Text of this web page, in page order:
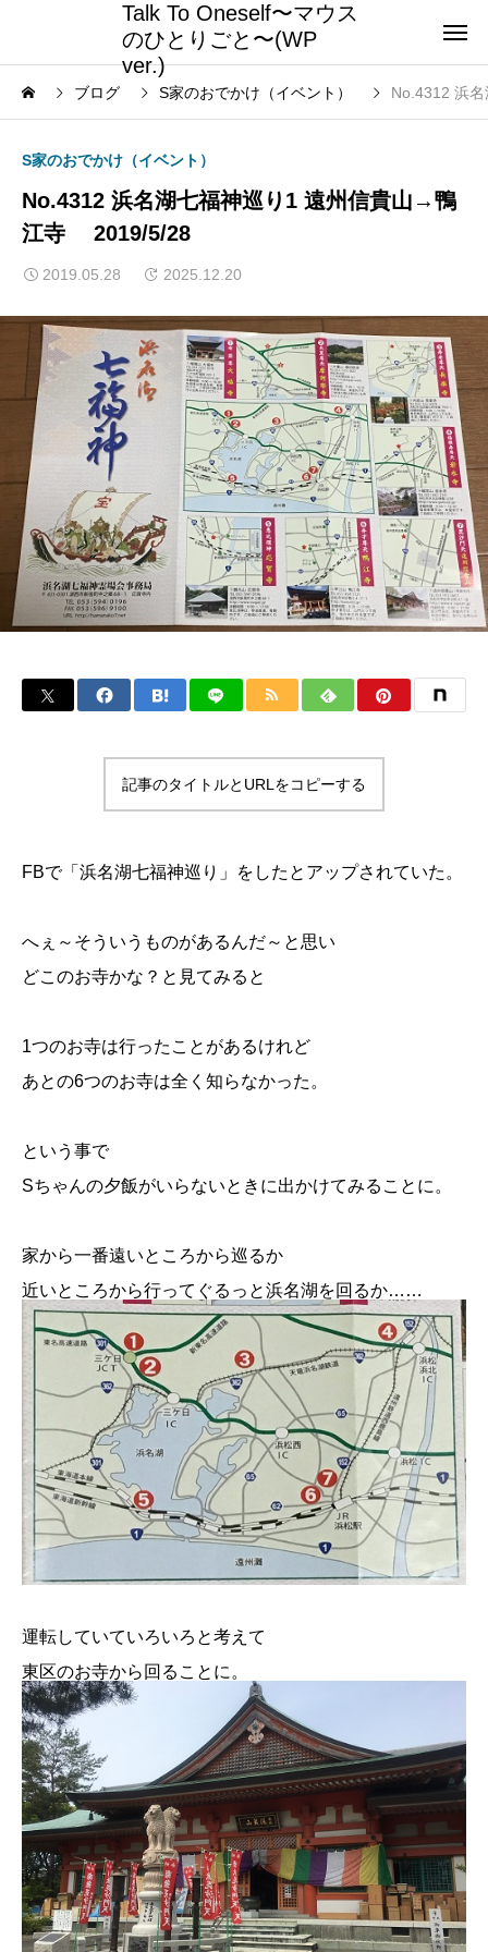
Talk To Oneself〜マウス
のひとりごと〜(WP
ver.)
ブログ S家のおでかけ（イベント） No.4312 浜
S家のおでかけ（イベント）
No.4312 浜名湖七福神巡り1 遠州信貴山→鴨
江寺 2019/5/28
2019.05.28 2025.12.20
記事のタイトルとURLをコピーする
FBで「浜名湖七福神巡り」をしたとアップされていた。
へぇ～そういうものがあるんだ～と思い
どこのお寺かな？と見てみると
1つのお寺は行ったことがあるけれど
あとの6つのお寺は全く知らなかった。
という事で
Sちゃんの夕飯がいらないときに出かけてみることに。
家から一番遠いところから巡るか
近いところから行ってぐるっと浜名湖を回るか……
運転していていろいろと考えて
東区のお寺から回ることに。